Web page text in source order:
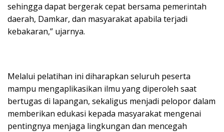
sehingga dapat bergerak cepat bersama pemerintah
daerah, Damkar, dan masyarakat apabila terjadi
kebakaran,” ujarnya.
Melalui pelatihan ini diharapkan seluruh peserta
mampu mengaplikasikan ilmu yang diperoleh saat
bertugas di lapangan, sekaligus menjadi pelopor dalam
memberikan edukasi kepada masyarakat mengenai
pentingnya menjaga lingkungan dan mencegah